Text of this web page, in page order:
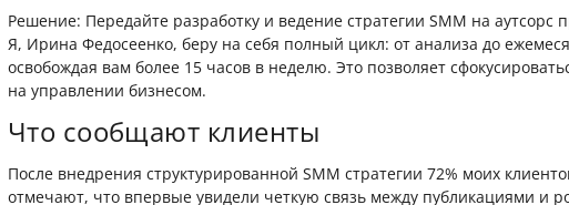
Решение: Передайте разработку и ведение стратегии SMM на аутсорс
Я, Ирина Федосеенко, беру на себя полный цикл: от анализа до
освобождая вам более 15 часов в неделю. Это позволяет
на управлении бизнесом.
Что сообщают клиенты
После внедрения структурированной SMM стратегии 72% моих
отмечают, что впервые увидели четкую связь между публикациями и